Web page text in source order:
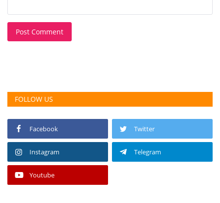
Post Comment
FOLLOW US
Facebook Twitter
Instagram Telegram
Youtube